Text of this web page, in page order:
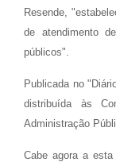
Resende,
de atendimento
públicos".
Publicada no
distribuída às
Administração
Cabe agora a